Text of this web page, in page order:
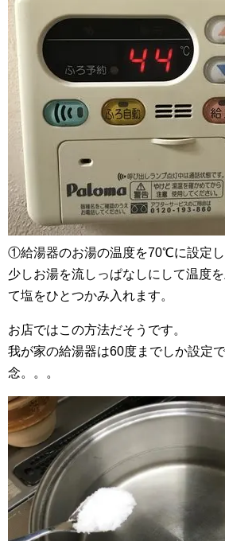
①給湯器のお湯の温度を70℃に設定し
少しお湯を流しっぱなしにして温度
て塩をひとつかみ入れます。
お店ではこの方法だそうです。
我が家の給湯器は60度までしか設定
念。。。